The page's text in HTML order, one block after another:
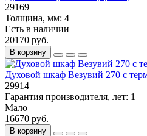
29169
Толщина, мм: 4
Есть в наличии
20170 руб.
В корзину
Духовой шкаф Везувий 270 с
29914
Гарантия производителя, лет: 1
Мало
16670 руб.
В корзину